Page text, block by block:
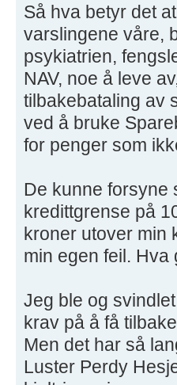
Så hva betyr det
varslingene våre,
psykiatrien,
NAV, noe å leve
tilbakebataling av
ved å bruke
for penger som
De kunne forsyne
kredittgrense på
kroner utover min
min egen feil. Hva
Jeg ble og
krav på å få
Men det har så
Luster Perdy